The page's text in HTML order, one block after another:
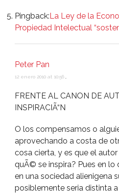
Pingback:La Ley de la
Propiedad Intelectual
Peter Pan
12 enero 2010 at 10:56
FRENTE AL CANON DE
INSPIRACIÃ“N
O los compensamos o
aprovechando a costa de
cosa cierta, y es que el autor
quÃ© se inspira? Pues en lo
en una sociedad alienigena
posiblemente seria distinta